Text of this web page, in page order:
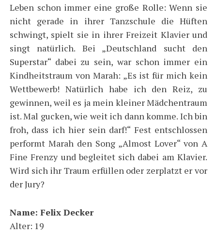
Leben schon immer eine große Rolle: Wenn sie
nicht gerade in ihrer Tanzschule die Hüften
schwingt, spielt sie in ihrer Freizeit Klavier und
singt natürlich. Bei „Deutschland sucht den
Superstar“ dabei zu sein, war schon immer ein
Kindheitstraum von Marah: „Es ist für mich kein
Wettbewerb! Natürlich habe ich den Reiz, zu
gewinnen, weil es ja mein kleiner Mädchentraum
ist. Mal gucken, wie weit ich dann komme. Ich bin
froh, dass ich hier sein darf!“ Fest entschlossen
performt Marah den Song „Almost Lover“ von A
Fine Frenzy und begleitet sich dabei am Klavier.
Wird sich ihr Traum erfüllen oder zerplatzt er vor
der Jury?
Name: Felix Decker
Alter: 19